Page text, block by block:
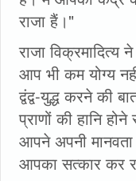
राजा हैं।"
राजा विक्रमादित्य
आप भी कम योग्य
द्वंद्व-युद्ध करने की
प्राणों की हानि
आपने अपनी मानवता
आपका सत्कार कर